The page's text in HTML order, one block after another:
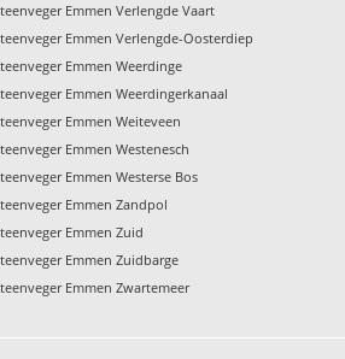
Emmen Verlengde Vaart
Emmen Verlengde-Oosterdiep
Emmen Weerdinge
Emmen Weerdingerkanaal
Emmen Weiteveen
Emmen Westenesch
Emmen Westerse Bos
Emmen Zandpol
Emmen Zuid
Emmen Zuidbarge
Emmen Zwartemeer